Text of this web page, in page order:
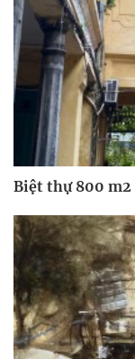
Biệt thự 800 m2